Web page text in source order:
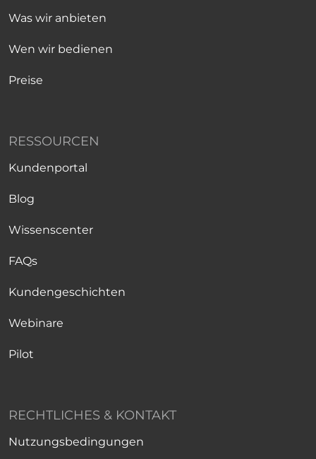
Was wir anbieten
Wen wir bedienen
Preise
RESSOURCEN
Kundenportal
Blog
Wissenscenter
FAQs
Kundengeschichten
Webinare
Pilot
RECHTLICHES & KONTAKT
Nutzungsbedingungen